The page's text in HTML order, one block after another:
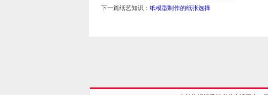
下一篇纸艺知识： 纸模型制作的纸张选择